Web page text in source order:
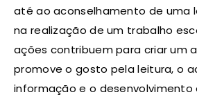
até ao aconselhamento de uma
na realização de um trabalho
ações contribuem para criar um
promove o gosto pela leitura, o
informação e o